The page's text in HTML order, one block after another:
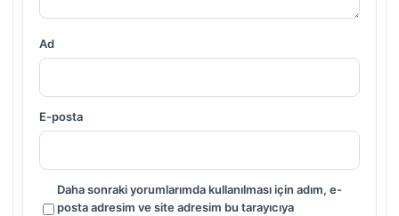
Ad
E-posta
Daha sonraki yorumlarımda kullanılması için adım, e-
posta adresim ve site adresim bu tarayıcıya